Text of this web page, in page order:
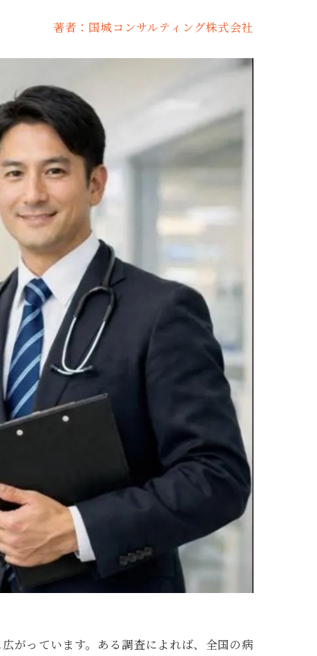
著者：国城コンサルティング株式会社
がっています。ある調査によれば、全国の病